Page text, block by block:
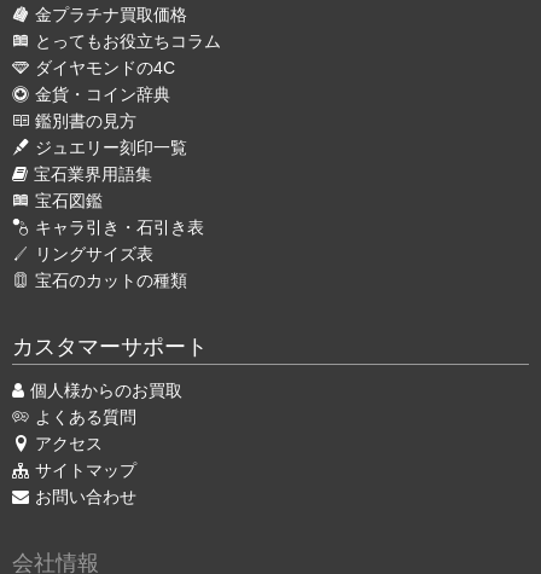
金プラチナ買取価格
とってもお役立ちコラム
ダイヤモンドの4C
金貨・コイン辞典
鑑別書の見方
ジュエリー刻印一覧
宝石業界用語集
宝石図鑑
キャラ引き・石引き表
リングサイズ表
宝石のカットの種類
カスタマーサポート
個人様からのお買取
よくある質問
アクセス
サイトマップ
お問い合わせ
会社情報